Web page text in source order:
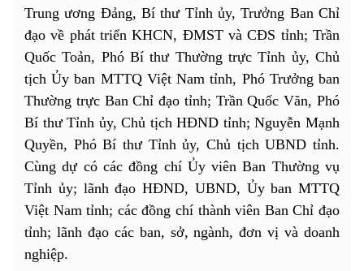
Trung ương Đảng, Bí thư Tỉnh ủy, Trưởng Ban Chỉ
đạo về phát triển KHCN, ĐMST và CĐS tỉnh; Trần
Quốc Toản, Phó Bí thư Thường trực Tỉnh ủy, Chủ
tịch Ủy ban MTTQ Việt Nam tỉnh, Phó Trưởng ban
Thường trực Ban Chỉ đạo tỉnh; Trần Quốc Văn, Phó
Bí thư Tỉnh ủy, Chủ tịch HĐND tỉnh; Nguyễn Mạnh
Quyền, Phó Bí thư Tỉnh ủy, Chủ tịch UBND tỉnh.
Cùng dự có các đồng chí Ủy viên Ban Thường vụ
Tỉnh ủy; lãnh đạo HĐND, UBND, Ủy ban MTTQ
Việt Nam tỉnh; các đồng chí thành viên Ban Chỉ đạo
tỉnh; lãnh đạo các ban, sở, ngành, đơn vị và doanh
nghiệp.